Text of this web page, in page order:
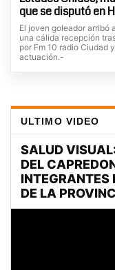
que se disputó en
El joven goleador arribó
una cálida recepción
por Fm 10 radio Ciudad
actuación.-
ULTIMO VIDEO